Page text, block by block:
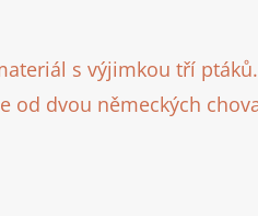
s výjimkou tří
od dvou německých